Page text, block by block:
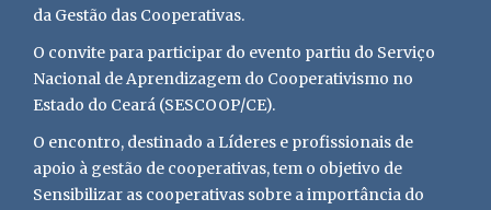
da Gestão das Cooperativas.
O convite para participar do evento partiu do Serviço
Nacional de Aprendizagem do Cooperativismo no
Estado do Ceará (SESCOOP/CE).
O encontro, destinado a Líderes e profissionais de
apoio à gestão de cooperativas, tem o objetivo de
Sensibilizar as cooperativas sobre a importância do